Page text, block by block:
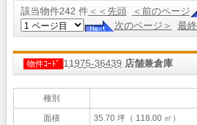
該当物件242 件＜＜先頭
＜前のページ
次のページ＞
最
物件ｺｰﾄﾞ 11975-36439 店舗兼倉庫
種別
面積 35.70 坪（ 118.00 ㎡）